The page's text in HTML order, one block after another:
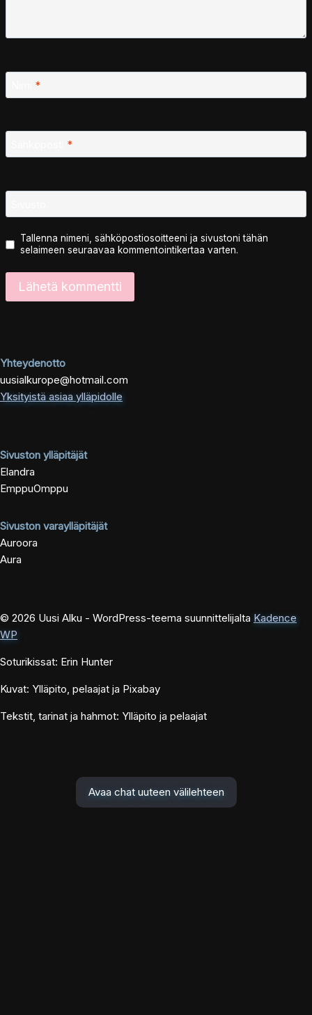
*
*
Tallenna nimeni, sähköpostiosoitteeni ja sivustoni tähän
selaimeen seuraavaa kommentointikertaa varten.
Yhteydenotto
uusialkurope@hotmail.com
Yksityistä asiaa ylläpidolle
Sivuston ylläpitäjät
Elandra
EmppuOmppu
Sivuston varaylläpitäjät
Auroora
Aura
© 2026 Uusi Alku - WordPress-teema suunnittelijalta Kadence
WP
Soturikissat: Erin Hunter
Kuvat: Ylläpito, pelaajat ja Pixabay
Tekstit, tarinat ja hahmot: Ylläpito ja pelaajat
Avaa chat uuteen välilehteen